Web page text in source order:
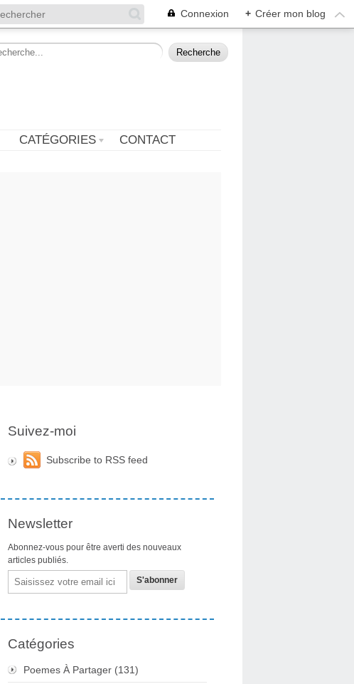
Connexion + Créer mon blog
CATÉGORIES CONTACT
Suivez-moi
Subscribe to RSS feed
Newsletter
Abonnez-vous pour être averti des nouveaux
articles publiés.
Email
Catégories
Poemes À Partager (131)